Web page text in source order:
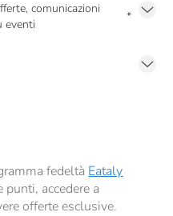
comunicazioni
eventi
*
in caso di consenso prestato ai
fedeltà Eataly
accedere a
offerte esclusive.